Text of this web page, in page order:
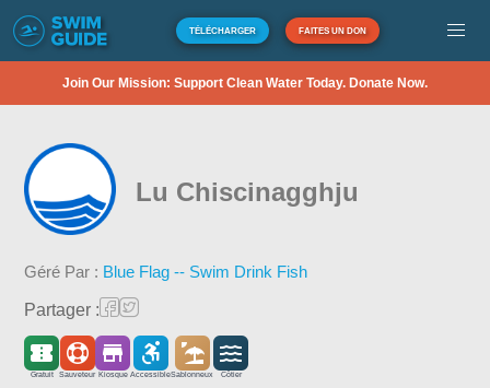
TÉLÉCHARGER FAITES UN DON
Join Our Mission: Support Clean Water Today. Donate Now.
Lu Chiscinagghju
Géré Par : Blue Flag -- Swim Drink Fish
Partager :
Gratuit Sauveteur Kiosque AccessibleSablonneux Côtier